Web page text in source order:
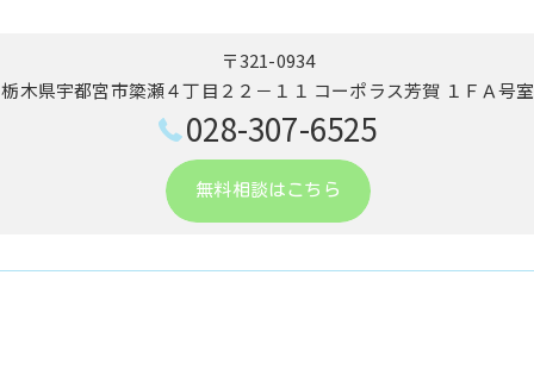
〒321-0934
栃木県宇都宮市簗瀬４丁目２２－１１ ​コーポラス芳賀 １ＦＡ号室
028-307-6525
無料相談はこちら